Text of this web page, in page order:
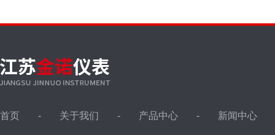
首页 关于我们 产品中心 新闻中心